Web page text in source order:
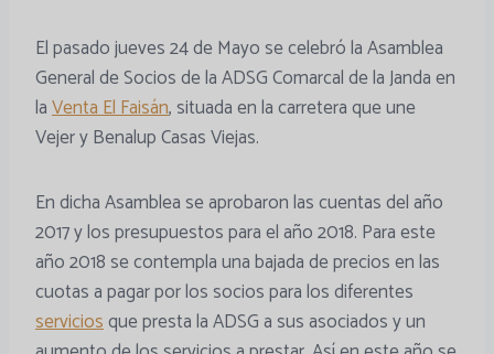
El pasado jueves 24 de Mayo se celebró la Asamblea
General de Socios de la ADSG Comarcal de la Janda en
laVenta El Faisán, situada en la carretera que une
Vejer y Benalup Casas Viejas.
En dicha Asamblea se aprobaron las cuentas del año
2017 y los presupuestos para el año 2018. Para este
año 2018 se contempla una bajada de precios en las
cuotas a pagar por los socios para los diferentes
serviciosque presta la ADSG a sus asociados y un